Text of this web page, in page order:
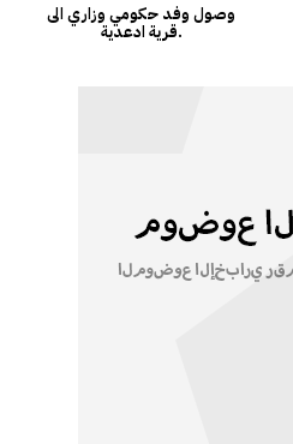
وصول وفد حكومي وزاري الى
قرية ادعدية.